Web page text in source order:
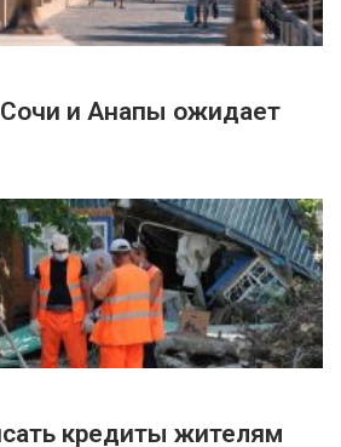
и Анапы ожидает
кредиты жителям